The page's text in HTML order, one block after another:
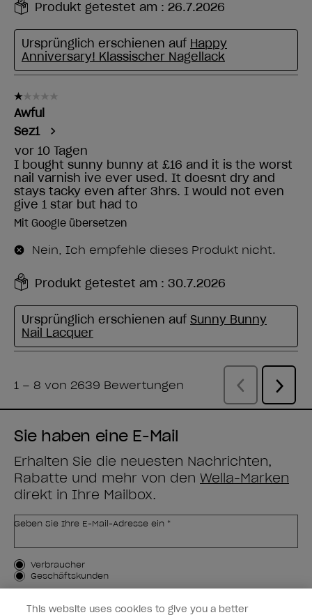
Sie haben eine E-Mail
Erhalten Sie die neuesten Nachrichten,
Rabatte und mehr von den Wella-Marken
direkt in Ihre Mailbox.
Geben Sie Ihre E-Mail-Adresse ein *
Kundenart
Verbraucher
Geschäftskunden
MICH ANMELDEN
This website uses cookies to give you a better